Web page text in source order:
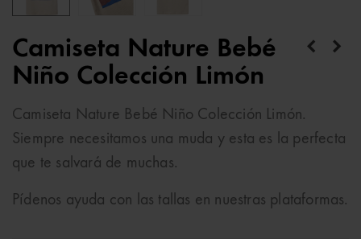
Camiseta Nature Bebé
Niño Colección Limón
Camiseta Nature Bebé Niño Colección Limón.
Siempre necesitamos una muda y esta es la perfecta
que te salvará de muchas.
Pídenos ayuda con las tallas en nuestras plataformas.